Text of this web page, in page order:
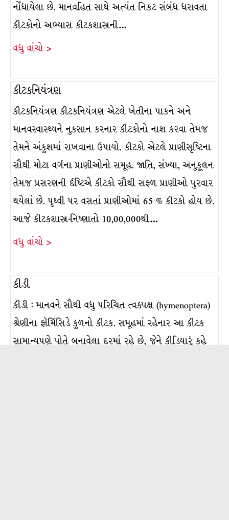
નોંધાયેલા છે. માનવહિત સાથે અત્યંત નિકટ સંબંધ ધરાવતા
કીટકોનો અભ્યાસ કીટકશાસ્ત્રની…
વધુ વાંચો >
કીટકનિયંત્રણ
કીટકનિયંત્રણ કીટકનિયંત્રણ એટલે ખેતીના પાકને અને
માનવસ્વાસ્થ્યને નુકસાન કરનાર કીટકોનો નાશ કરવા તેમજ
તેમને અંકુશમાં રાખવાના ઉપાયો. કીટકો એટલે પ્રાણીસૃષ્ટિના
સૌથી મોટા વર્ગના પ્રાણીઓનો સમૂહ. જાતિ, સંખ્યા, અનુકૂલન
તેમજ પ્રસરણની ર્દષ્ટિએ કીટકો સૌથી સફળ પ્રાણીઓ પુરવાર
થયેલાં છે. પૃથ્વી પર વસતાં પ્રાણીઓમાં 65 % કીટકો હોય છે.
આજે કીટકશાસ્ત્ર-નિષ્ણાતો 10,00,000થી…
વધુ વાંચો >
કીડી
કીડી : માનવને સૌથી વધુ પરિચિત ત્વક્પક્ષ (hymenoptera)
શ્રેણીના ફૉર્મિસિડે કુળનો કીટક. સમૂહમાં રહેનાર આ કીટક
સામાન્યપણે પોતે બનાવેલા દરમાં રહે છે, જેને કીડિયારું કહે